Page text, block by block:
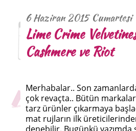
6 Haziran 2015 Cumartesi
Lime Crime
Cashmere ve Riot
Merhabalar.. Son
çok revaçta.. Bütün
tarz ürünler çıkarmaya
mat rujların ilk